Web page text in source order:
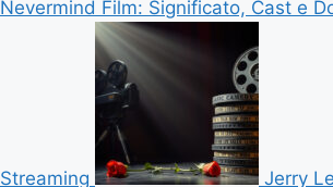
Nevermind Film: Significato, Cast e
Streaming
Jerry